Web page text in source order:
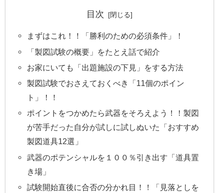
目次
まずはこれ！！「勝利のための必須条件」！
「製図試験の概要」をたとえ話で紹介
お家にいても「出題施設の下見」をする方法
製図試験でおさえておくべき「11個のポイン
ト」！！
ポイントをつかめたら武器をそろえよう！！製図
が苦手だった自分が試しに試しぬいた「おすすめ
製図道具12選」
武器のポテンシャルを１００％引き出す「道具置
き場」
試験開始直後に合否の分かれ目！！「見落としを